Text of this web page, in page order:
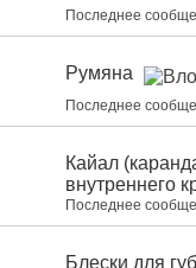
Последнее
Румяна
Последнее
Кайал
внутреннего
Последнее
Блески для губ